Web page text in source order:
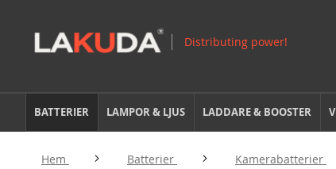
BATTERIER LAMPOR & LJUS LADDARE & BOOSTER
Hem Batterier Kamerabatterier